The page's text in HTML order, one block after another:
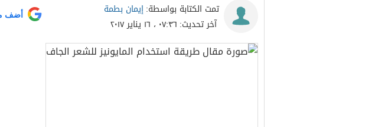
تمت الكتابة بواسطة:إيمان بطمة
آخر تحديث: ٠٧:٣٦ ، ١٦ يناير ٢٠١٧
أضف